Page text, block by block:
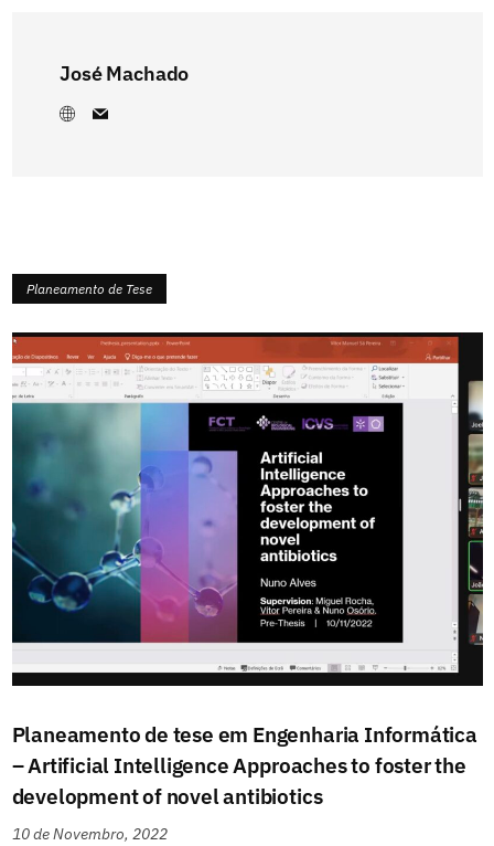
José Machado
Planeamento de Tese
Planeamento de tese em Engenharia Informática
– Artificial Intelligence Approaches to foster the
development of novel antibiotics
10 de Novembro, 2022